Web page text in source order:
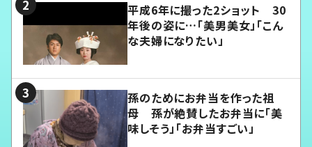
平成6年に撮った2ショット 30
年後の姿に…「美男美女」「こん
な夫婦になりたい」
孫のためにお弁当を作った祖
母 孫が絶賛したお弁当に「美
味しそう」「お弁当すごい」